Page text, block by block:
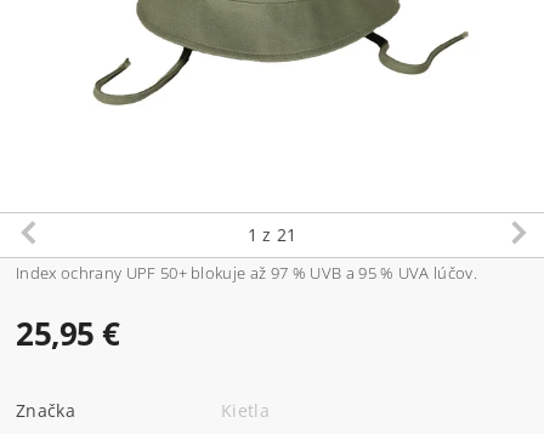
1 z 21
Index ochrany UPF 50+ blokuje až 97 % UVB a 95 % UVA lúčov.
25,95 €
Značka
Kietla